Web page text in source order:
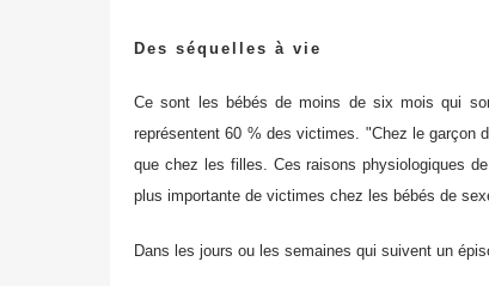
Des séquelles à vie
Ce sont les bébés de moins de six mois qui
représentent 60 % des victimes. "Chez le garçon
que chez les filles. Ces raisons physiologiques
plus importante de victimes chez les bébés de
Dans les jours ou les semaines qui suivent un